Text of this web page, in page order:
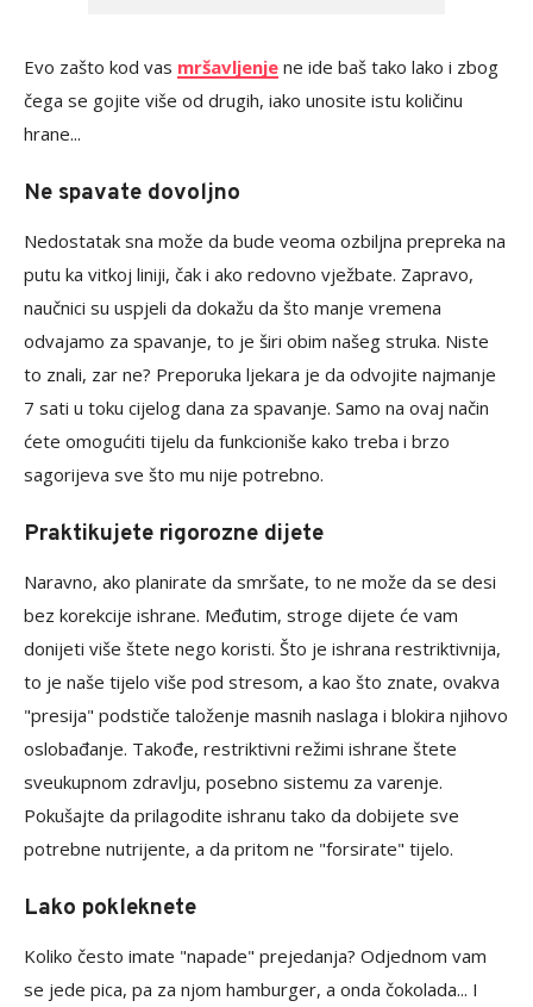
Evo zašto kod vas mršavljenje ne ide baš tako lako i zbog
čega se gojite više od drugih, iako unosite istu količinu
hrane...
Ne spavate dovoljno
Nedostatak sna može da bude veoma ozbiljna prepreka na
putu ka vitkoj liniji, čak i ako redovno vježbate. Zapravo,
naučnici su uspjeli da dokažu da što manje vremena
odvajamo za spavanje, to je širi obim našeg struka. Niste
to znali, zar ne? Preporuka ljekara je da odvojite najmanje
7 sati u toku cijelog dana za spavanje. Samo na ovaj način
ćete omogućiti tijelu da funkcioniše kako treba i brzo
sagorijeva sve što mu nije potrebno.
Praktikujete rigorozne dijete
Naravno, ako planirate da smršate, to ne može da se desi
bez korekcije ishrane. Međutim, stroge dijete će vam
donijeti više štete nego koristi. Što je ishrana restriktivnija,
to je naše tijelo više pod stresom, a kao što znate, ovakva
"presija" podstiče taloženje masnih naslaga i blokira njihovo
oslobađanje. Takođe, restriktivni režimi ishrane štete
sveukupnom zdravlju, posebno sistemu za varenje.
Pokušajte da prilagodite ishranu tako da dobijete sve
potrebne nutrijente, a da pritom ne "forsirate" tijelo.
Lako pokleknete
Koliko često imate "napade" prejedanja? Odjednom vam
se jede pica, pa za njom hamburger, a onda čokolada... I